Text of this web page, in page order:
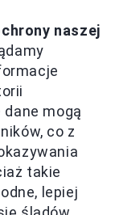
naszej
mogą
co z
takie
lepiej